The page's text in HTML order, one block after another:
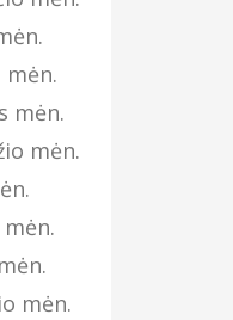
mėn.
mėn.
mėn.
mėn.